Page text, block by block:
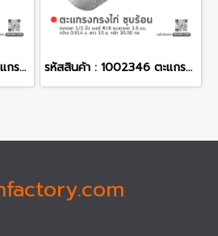
รหัสสินค้า : 1002344 ตะแกรงกรงไก่ ชุบร้อน ขนาดตา 1/2 นิ้ว เบอร์ #16 ขนาดลวด 1.6 มม. กว้าง 1 ม. ยาว 15 ม. หนัก 37.50 กก. รหัสสินค้า : 1002346 ตะแกรงกรงไก่ ชุบร้อน ขนาดตา 1/2 นิ้ว เบอร์ #16 ขนาดลวด 1.6 มม. กว้าง 0.914 ม. ยาว 15 ม. หนัก 35.50 กก.